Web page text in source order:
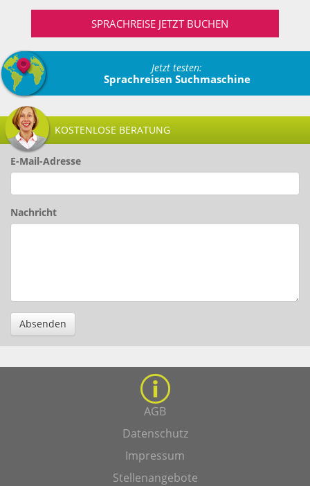
SPRACHREISE JETZT BUCHEN
Jetzt testen:
Sprachreisen Suchmaschine
KOSTENLOSE BERATUNG
E-Mail-Adresse
Nachricht
Absenden
AGB
Datenschutz
Impressum
Stellenangebote